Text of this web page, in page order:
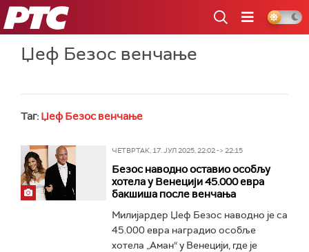
РТС
Џеф Безос венчање
Таг: Џеф Безос венчање
ЧЕТВРТАК, 17. ЈУЛ 2025, 22:02 -> 22:15
Безос наводно оставио особљу
хотела у Венецији 45.000 евра
бакшиша после венчања
Милијардер Џеф Безос наводно је са
45.000 евра наградио особље
хотела „Аман“ у Венецији, где је